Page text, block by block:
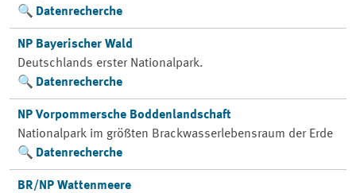
Datenrecherche
NP Bayerischer Wald
Deutschlands erster Nationalpark.
Datenrecherche
NP Vorpommersche Boddenlandschaft
Nationalpark im größten Brackwasserlebensraum der Erde
Datenrecherche
BR/NP Wattenmeere